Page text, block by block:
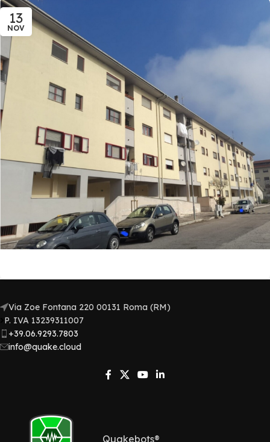
13
NOV
Via Zoe Fontana 220 00131 Roma (RM)
P. IVA 13239311007​
+39.06.9293.7803
info@quake.cloud
Quakebots®